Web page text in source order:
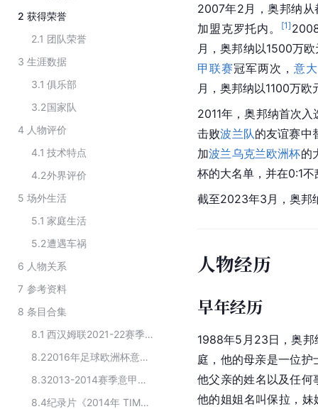
2 获得荣誉
2.1 团队荣誉
3 生涯数据
3.1 俱乐部
3.2国家队
4 人物评价
4.1 技术特点
4.2外界评价
5 场外生活
5.1 家庭生活
5.2遭遇车祸
6 人物关系
7 参考资料
8 条目合集
8.1
西汉姆联2021-22赛季球员
8.2
2016年足球欧洲杯意大利国家队球员名单
8.3
2013-2014赛季意甲联赛尤文图斯队球员名单
8.4
纪录片《2014年 TIM杯三角赛》的主要演员
2007年2月，奥邦纳从
加盟克罗托内。
[1]
月，奥邦纳以1500万
甲联赛冠军两次， 意
月，奥邦纳以1100万欧
2011年，奥邦纳首次入
击败波兰队的友谊赛中
加波兰乌克兰欧洲杯的
杯的大名单，并在0:1不
截至2023年3月，奥邦
人物经历
早年经历
1988年5月23日，奥邦
庭，他的母亲是一位
他父亲的姓名以及任何
他的姐姐名叫保拉，妹